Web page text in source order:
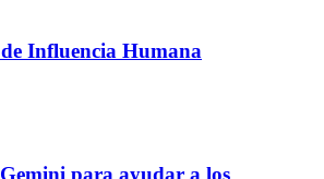
Influencia Humana